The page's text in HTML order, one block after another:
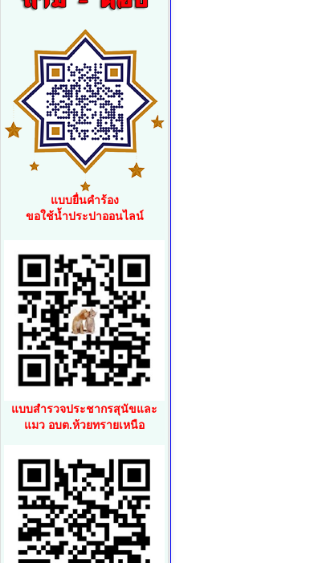
แบบยื่นคำร้อง
ขอใช้น้ำประปาออนไลน์
แบบสำรวจประชากรสุนัขและ
แมว อบต.ห้วยทรายเหนือ